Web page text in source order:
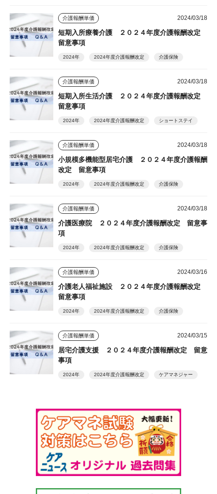
介護報酬単価 2024/03/18
短期入所療養介護 ２０２４年度介護報酬改定
留意事項
2024年 2024年度介護報酬改定 介護保険
介護報酬単価 2024/03/18
短期入所生活介護 ２０２４年度介護報酬改定
留意事項
2024年 2024年度介護報酬改定 ショートステイ
介護報酬単価 2024/03/18
小規模多機能型居宅介護 ２０２４年度介護報酬
改定 留意事項
2024年 2024年度介護報酬改定 介護保険
介護報酬単価 2024/03/18
介護医療院 ２０２４年度介護報酬改定 留意事
項
2024年 2024年度介護報酬改定 介護保険
介護報酬単価 2024/03/16
介護老人福祉施設 ２０２４年度介護報酬改定
留意事項
2024年 2024年度介護報酬改定 介護保険
介護報酬単価 2024/03/15
居宅介護支援 ２０２４年度介護報酬改定 留意
事項
2024年 2024年度介護報酬改定 ケアマネジャー